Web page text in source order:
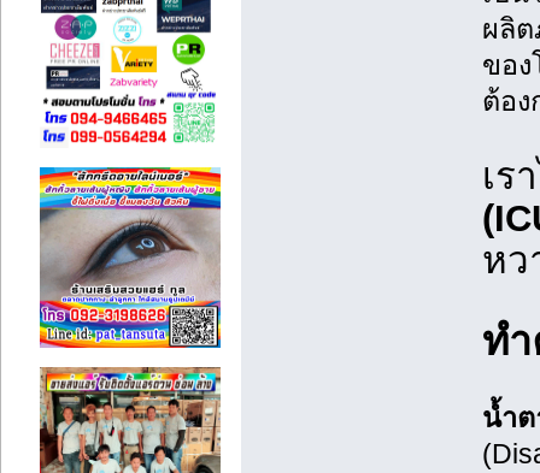
ผลิ
ขอ
ต้อง
เร
หว
ท
น้ำต